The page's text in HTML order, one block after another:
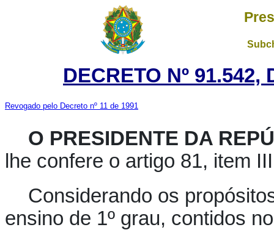
DECRETO Nº 91.542,
Revogado pelo Decreto nº 11 de 1991
O PRESIDENTE DA
lhe confere o artigo 81, item
Considerando os
ensino de 1º grau, contidos